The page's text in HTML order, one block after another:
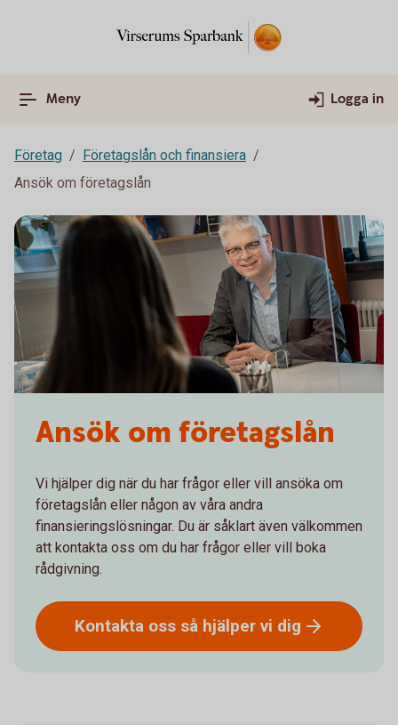
Meny Logga in
Företag
Företagslån och finansiera
Ansök om företagslån
Ansök om företagslån
Vi hjälper dig när du har frågor eller vill ansöka om
företagslån eller någon av våra andra
finansieringslösningar. Du är såklart även välkommen
att kontakta oss om du har frågor eller vill boka
rådgivning.
Kontakta oss så hjälper vi dig